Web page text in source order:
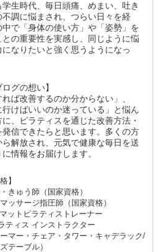
生時代、毎日頭痛、めまい、吐き
不調に悩まされ、つらい日々を経
中で「身体の使い方」や「姿勢」を
との重要性を実感し、同じように悩
になりたいと強く思うようになっ
ログの想い】
れば改善するのか分からない」、
行けばいいのか迷っている」と悩ん
に、ピラティスを通じた改善方法・
発信できたらと思います。多くの方
ら解放され、元気で健康な毎日を送
情報をお届けします。
】
きゅう師（国家資格）
ッサージ指圧師（国家資格）
ットピラティストレーナー
ティス インストラクター
ーマー・チェア・タワー・キャデラック/
テーブル）